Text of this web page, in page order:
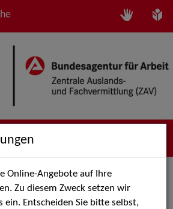
als PDF speichern
legen
Online-Angebote auf Ihre
Zu diesem Zweck setzen wir
ein. Entscheiden Sie bitte selbst,